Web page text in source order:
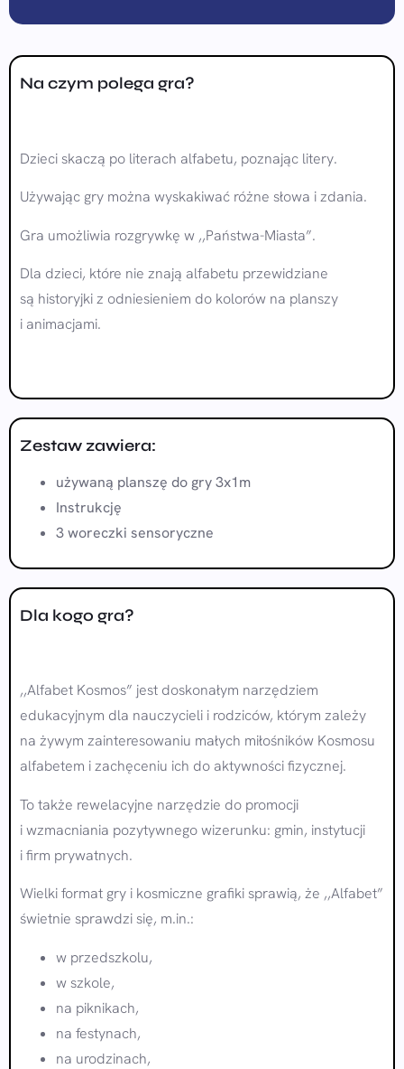
Na czym polega gra?
Dzieci skaczą po literach alfabetu, poznając litery.
Używając gry można wyskakiwać różne słowa i zdania.
Gra umożliwia rozgrywkę w ,,Państwa-Miasta”.
Dla dzieci, które nie znają alfabetu przewidziane
są historyjki z odniesieniem do kolorów na planszy
i animacjami.
Zestaw zawiera:
używaną planszę do gry 3x1m
Instrukcję
3 woreczki sensoryczne
Dla kogo gra?
,,Alfabet Kosmos” jest doskonałym narzędziem
edukacyjnym dla nauczycieli i rodziców, którym zależy
na żywym zainteresowaniu małych miłośników Kosmosu
alfabetem i zachęceniu ich do aktywności fizycznej.
To także rewelacyjne narzędzie do promocji
i wzmacniania pozytywnego wizerunku: gmin, instytucji
i firm prywatnych.
Wielki format gry i kosmiczne grafiki sprawią, że ,,Alfabet”
świetnie sprawdzi się, m.in.:
w przedszkolu,
w szkole,
na piknikach,
na festynach,
na urodzinach,